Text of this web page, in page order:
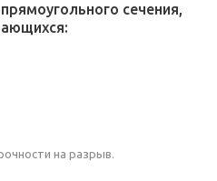
сечения,
на разрыв.